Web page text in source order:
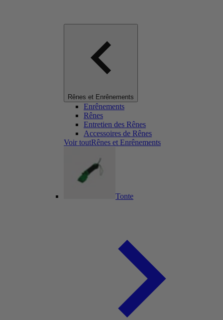
Rênes et Enrênements
Enrênements
Rênes
Entretien des Rênes
Accessoires de Rênes
Voir toutRênes et Enrênements
Tonte